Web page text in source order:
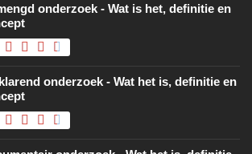
onderzoek - Wat is het, definitie en
onderzoek - Wat het is, definitie en